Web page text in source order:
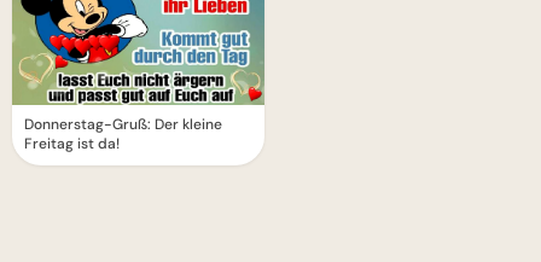
Donnerstag-Gruß: Der kleine
Freitag ist da!